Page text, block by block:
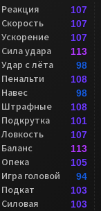
Реакция 107
Скорость 107
Ускорение 107
Сила удара 113
Удар с лёта 98
Пенальти 108
Навес 98
Штрафные 108
Подкрутка 101
Ловкость 107
Баланс 113
Опека 105
Игра головой 94
Подкат 103
Силовая 103